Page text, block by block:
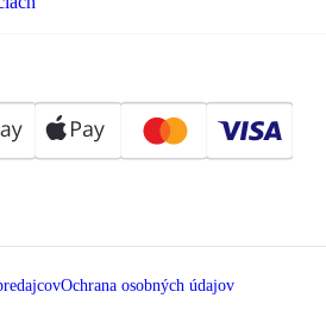
Ochrana osobných údajov